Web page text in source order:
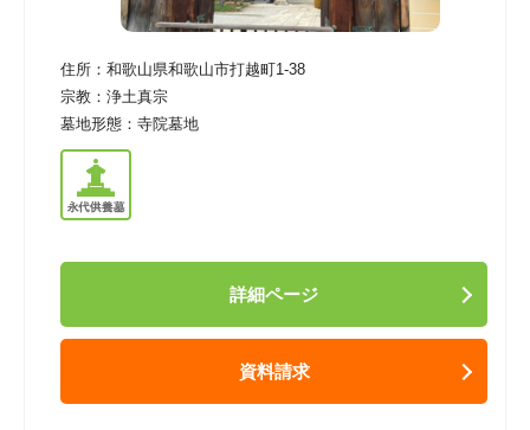
住所： 和歌山県和歌山市打越町1-38
宗教： 浄土真宗
墓地形態： 寺院墓地
詳細ページ
資料請求